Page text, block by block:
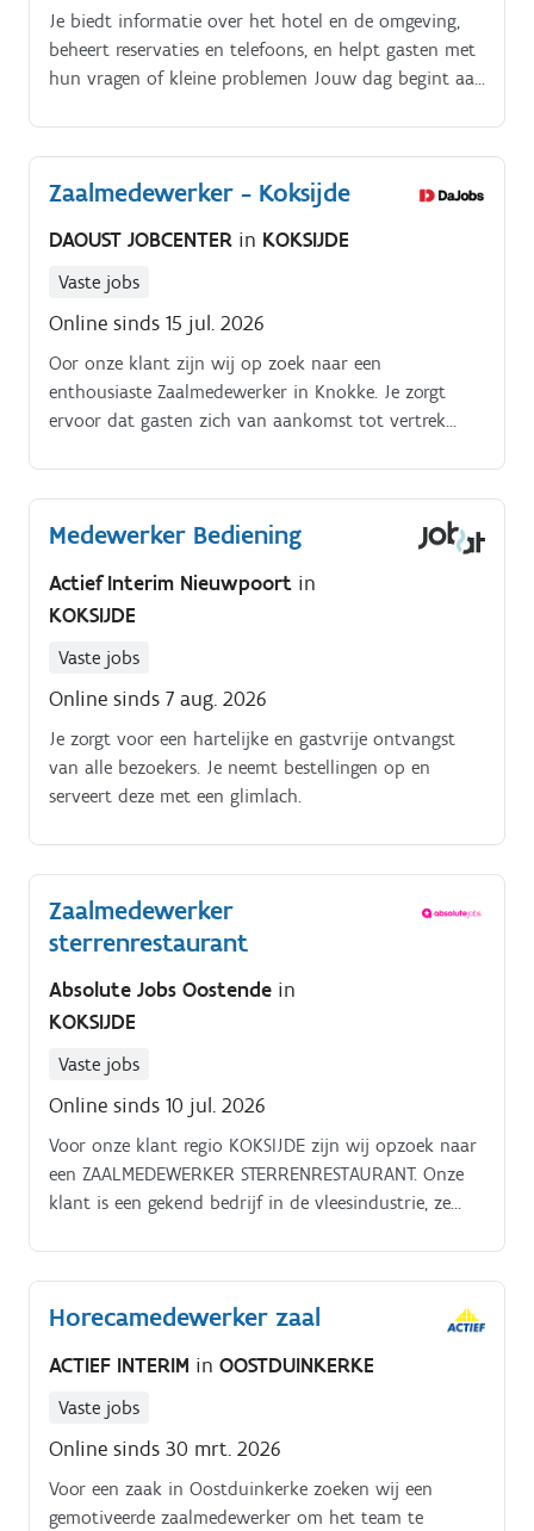
Je biedt informatie over het hotel en de omgeving,
beheert reservaties en telefoons, en helpt gasten met
hun vragen of kleine problemen Jouw dag begint aan
verblijf aangenaam maakt. Je controleert reservaties,
doet administratieve taken, en werkt samen met
collega's uit het schoonmaakteam en de horeca om
Zaalmedewerker - Koksijde
DAOUST JOBCENTER in KOKSIJDE
Vaste jobs
Online sinds 15 jul. 2026
Oor onze klant zijn wij op zoek naar een
enthousiaste Zaalmedewerker in Knokke. Je zorgt
ervoor dat gasten zich van aankomst tot vertrek
Medewerker Bediening
Actief Interim Nieuwpoort in
KOKSIJDE
Vaste jobs
Online sinds 7 aug. 2026
Je zorgt voor een hartelijke en gastvrije ontvangst
van alle bezoekers. Je neemt bestellingen op en
serveert deze met een glimlach.
Zaalmedewerker
sterrenrestaurant
Absolute Jobs Oostende in
KOKSIJDE
Vaste jobs
Online sinds 10 jul. 2026
Voor onze klant regio KOKSIJDE zijn wij opzoek naar
een ZAALMEDEWERKER STERRENRESTAURANT. Onze
klant is een gekend bedrijf in de vleesindustrie, ze
restaurants waarvan één restaurant die ook een
Michelin ster heeft! Als ZAALMEDEWERKER
onderstaand tot je takenpakket:Je verwelkomt en
bedient gasten met een professionele en gastvrije
nodig;Je zorgt voor een vlot en verzorgd verloop van
de service;Je werkt nauw samen met je collega's om
een optimale gastbeleving te creëren;Je rekent correct
Horecamedewerker zaal
ACTIEF INTERIM in OOSTDUINKERKE
Vaste jobs
Online sinds 30 mrt. 2026
Voor een zaak in Oostduinkerke zoeken wij een
gemotiveerde zaalmedewerker om het team te